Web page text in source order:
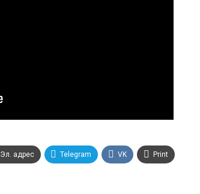
Эл. адрес Telegram VK Print